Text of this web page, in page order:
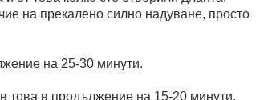
на прекалено силно надуване, просто
на 25-30 минути.
това в продължение на 15-20 минути.